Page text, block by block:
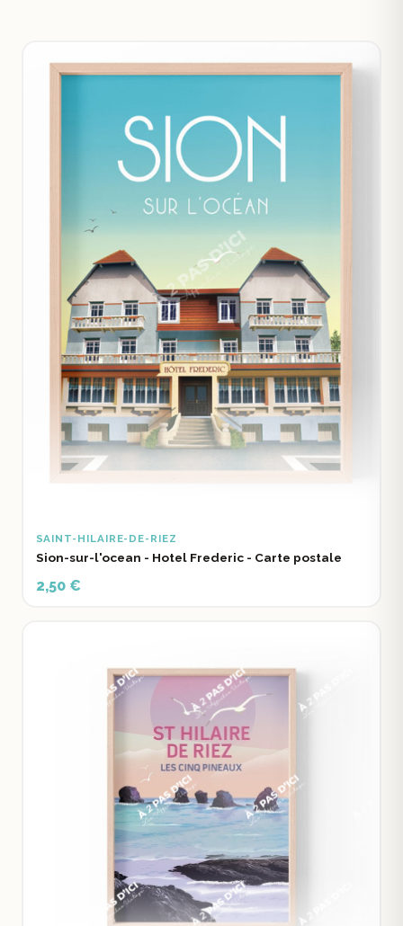
SAINT-HILAIRE-DE-RIEZ
Sion-sur-l'ocean - Hotel Frederic - Carte postale
2,50 €